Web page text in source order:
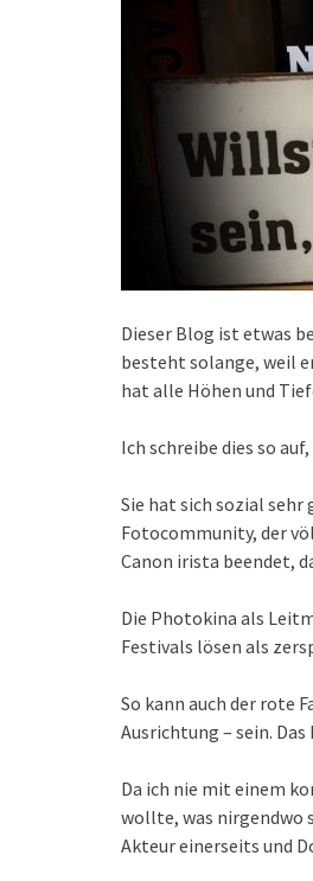
Dieser Blog ist etwas
besteht solange, weil
hat alle Höhen und
Ich schreibe dies so
Sie hat sich sozial sehr
Fotocommunity, der
Canon irista beendet,
Die Photokina als
Festivals lösen als
So kann auch der rote
Ausrichtung – sein.
Da ich nie mit einem
wollte, was nirgendwo
Akteur einerseits und